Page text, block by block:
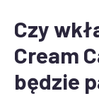
Czy
Cream
będzie